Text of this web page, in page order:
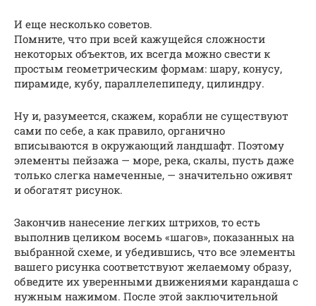
И еще несколько советов.
Помните, что при всей кажущейся сложности
некоторых объектов, их всегда можно свести к
простым геометрическим формам: шару, конусу,
пирамиде, кубу, параллелепипеду, цилиндру.
Ну и, разумеется, скажем, корабли не существуют
сами по себе, а как правило, органично
вписываются в окружающий ландшафт. Поэтому
элементы пейзажа — море, река, скалы, пусть даже
только слегка намеченные, — значительно оживят
и обогатят рисунок.
Закончив нанесение легких штрихов, то есть
выполнив целиком восемь «шагов», показанных на
выбранной схеме, и убедившись, что все элементы
вашего рисунка соответствуют желаемому образу,
обведите их уверенными движениями карандаша с
нужным нажимом. После этой заключительной